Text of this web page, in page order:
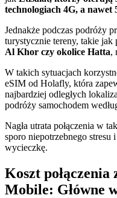
technologiach 4G, a nawet
Jednakże podczas podróży
turystycznie tereny, takie jak
Al Khor czy okolice Hatta,
W takich sytuacjach
eSIM od Holafly, która
najbardziej odległych
podróży samochodem
Nagła utrata połączenia w
sporo niepotrzebnego stresu
wycieczkę.
Koszt
Mobile: Główne